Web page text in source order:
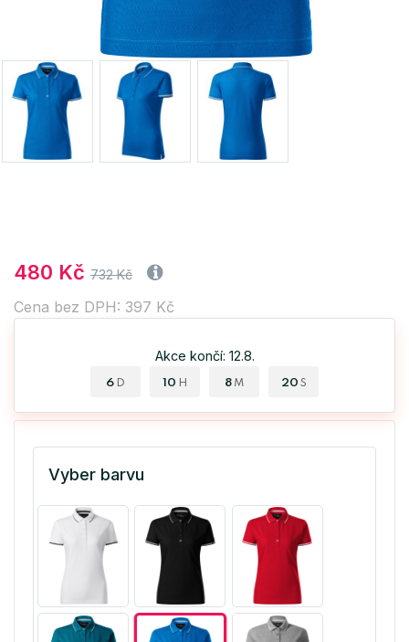
480 Kč 732 Kč
Cena bez DPH: 397 Kč
Akce končí: 12.8.
6 D 10 H 8 M 19 S
Vyber barvu